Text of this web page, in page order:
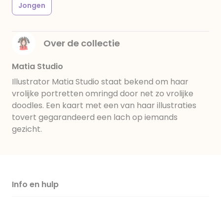
Jongen
Over de collectie
Matia Studio
Illustrator Matia Studio staat bekend om haar
vrolijke portretten omringd door net zo vrolijke
doodles. Een kaart met een van haar illustraties
tovert gegarandeerd een lach op iemands
gezicht.
Info en hulp